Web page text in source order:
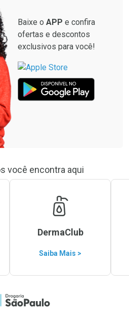
Baixe o APP e confira
ofertas e descontos
exclusivos para você!
você encontra aqui
DermaClub
Saiba Mais >
a Home